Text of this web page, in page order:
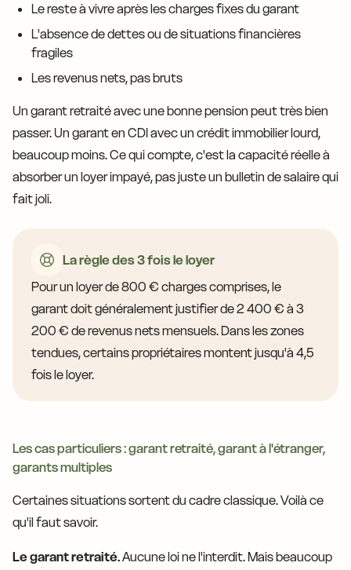
Le reste à vivre après les charges fixes du garant
L'absence de dettes ou de situations financières
fragiles
Les revenus nets, pas bruts
Un garant retraité avec une bonne pension peut très bien
passer. Un garant en CDI avec un crédit immobilier lourd,
beaucoup moins. Ce qui compte, c'est la capacité réelle à
absorber un loyer impayé, pas juste un bulletin de salaire qui
fait joli.
La règle des 3 fois le loyer
Pour un loyer de 800 € charges comprises, le
garant doit généralement justifier de 2 400 € à 3
200 € de revenus nets mensuels. Dans les zones
tendues, certains propriétaires montent jusqu'à 4,5
fois le loyer.
Les cas particuliers : garant retraité, garant à l'étranger,
garants multiples
Certaines situations sortent du cadre classique. Voilà ce
qu'il faut savoir.
Le garant retraité.Aucune loi ne l'interdit. Mais beaucoup